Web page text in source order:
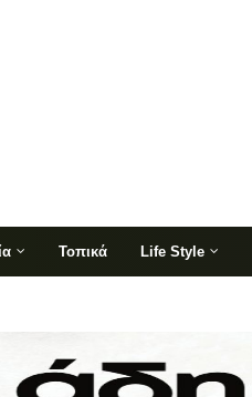
Τοπικά Life Style